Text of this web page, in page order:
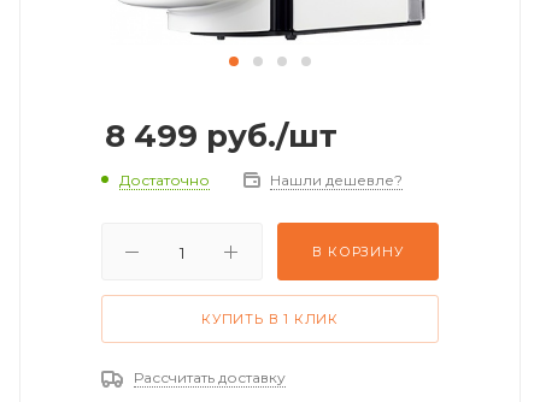
8 499 руб./шт
Достаточно Нашли дешевле?
В КОРЗИНУ
КУПИТЬ В 1 КЛИК
Рассчитать доставку